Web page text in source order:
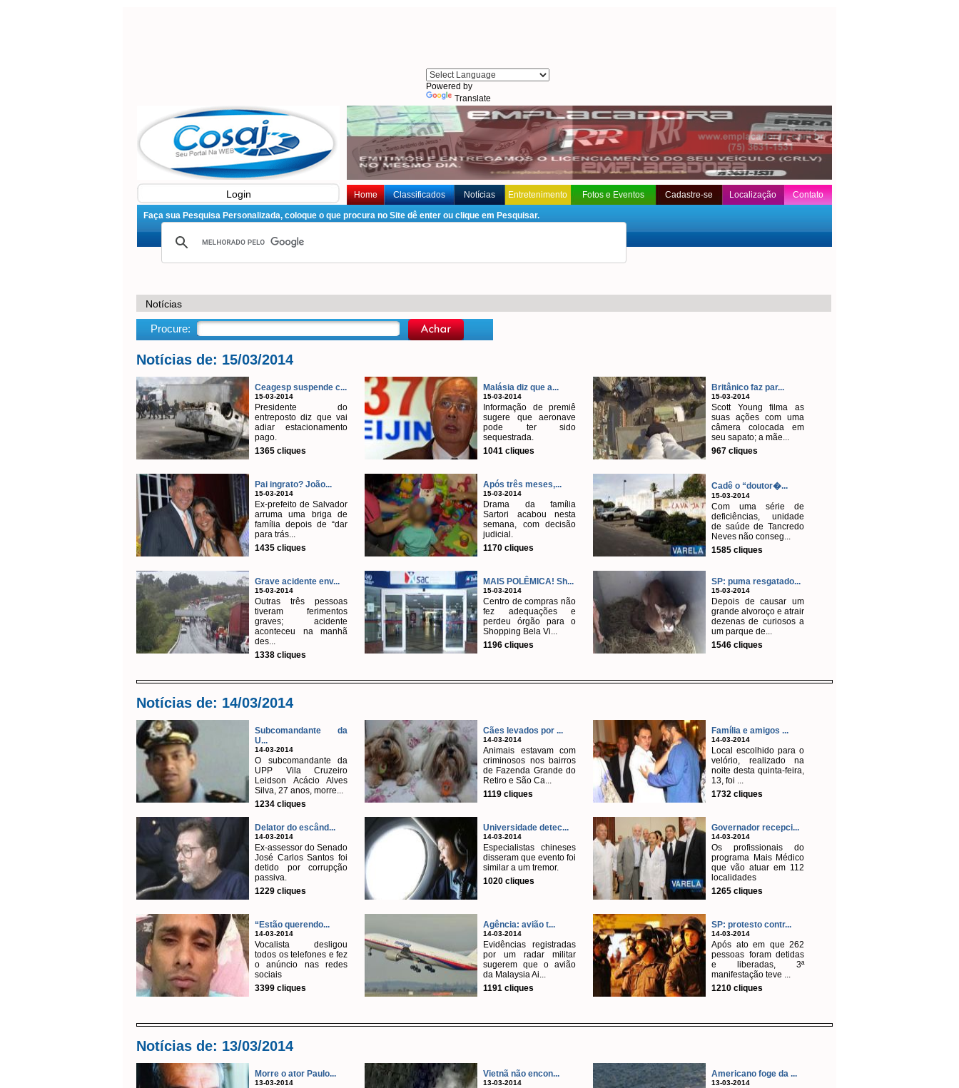
Powered by
Translate
Login Home Classificados Notícias Entretenimento Fotos e Eventos Cadastre-se Localização Contato
Faça sua Pesquisa Personalizada, coloque o que procura no Site dê enter ou clique em Pesquisar.
Notícias
Procure:
Notícias de: 15/03/2014
Ceagesp suspende c...
15-03-2014
Presidente do
entreposto diz que vai
adiar estacionamento
pago.
1365 cliques
Malásia diz que a...
15-03-2014
Informação de premiê
sugere que aeronave
pode ter sido
sequestrada.
1041 cliques
Britânico faz par...
15-03-2014
Scott Young filma as
suas ações com uma
câmera colocada em
seu sapato; a mãe...
967 cliques
Pai ingrato? João...
15-03-2014
Ex-prefeito de Salvador
arruma uma briga de
família depois de “dar
para trás...
1435 cliques
Após três meses,...
15-03-2014
Drama da família
Sartori acabou nesta
semana, com decisão
judicial.
1170 cliques
Cadê o “doutor�...
15-03-2014
Com uma série de
deficiências, unidade
de saúde de Tancredo
Neves não conseg...
1585 cliques
Grave acidente env...
15-03-2014
Outras três pessoas
tiveram ferimentos
graves; acidente
aconteceu na manhã
des...
1338 cliques
MAIS POLÊMICA! Sh...
15-03-2014
Centro de compras não
fez adequações e
perdeu órgão para o
Shopping Bela Vi...
1196 cliques
SP: puma resgatado...
15-03-2014
Depois de causar um
grande alvoroço e atrair
dezenas de curiosos a
um parque de...
1546 cliques
Notícias de: 14/03/2014
Subcomandante da
U...
14-03-2014
O subcomandante da
UPP Vila Cruzeiro
Leidson Acácio Alves
Silva, 27 anos, morre...
1234 cliques
Cães levados por ...
14-03-2014
Animais estavam com
criminosos nos bairros
de Fazenda Grande do
Retiro e São Ca...
1119 cliques
Família e amigos ...
14-03-2014
Local escolhido para o
velório, realizado na
noite desta quinta-feira,
13, foi ...
1732 cliques
Delator do escând...
14-03-2014
Ex-assessor do Senado
José Carlos Santos foi
detido por corrupção
passiva.
1229 cliques
Universidade detec...
14-03-2014
Especialistas chineses
disseram que evento foi
similar a um tremor.
1020 cliques
Governador recepci...
14-03-2014
Os profissionais do
programa Mais Médico
que vão atuar em 112
localidades
1265 cliques
“Estão querendo...
14-03-2014
Vocalista desligou
todos os telefones e fez
o anúncio nas redes
sociais
3399 cliques
Agência: avião t...
14-03-2014
Evidências registradas
por um radar militar
sugerem que o avião
da Malaysia Ai...
1191 cliques
SP: protesto contr...
14-03-2014
Após ato em que 262
pessoas foram detidas
e liberadas, 3ª
manifestação teve ...
1210 cliques
Notícias de: 13/03/2014
Morre o ator Paulo...
13-03-2014
Vietnã não encon...
13-03-2014
Americano foge da ...
13-03-2014